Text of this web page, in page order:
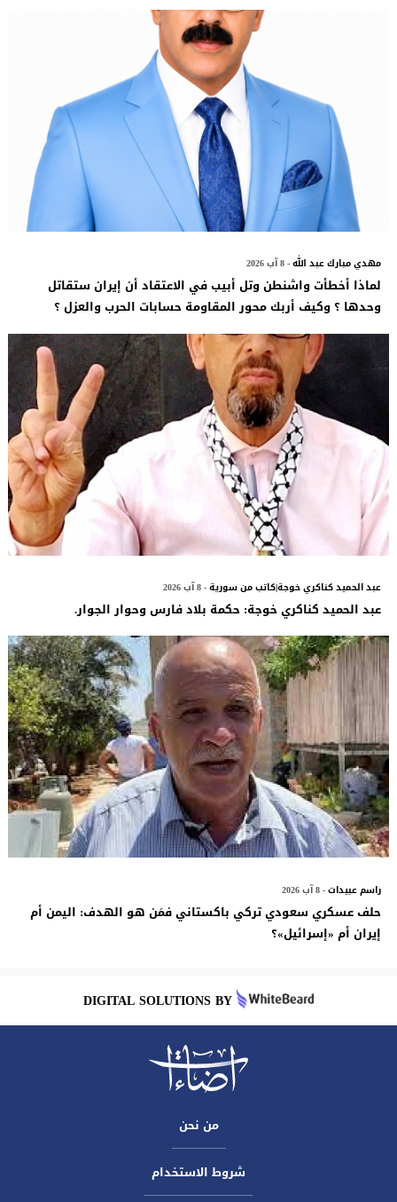
مهدي مبارك عبد الله- 8 آب 2026
لماذا أخطأت واشنطن وتل أبيب في الاعتقاد أن إيران ستقاتل
وحدها ؟ وكيف أربك محور المقاومة حسابات الحرب والعزل ؟
عبد الحميد كناكري خوجة|كاتب من سورية- 8 آب 2026
عبد الحميد كناكري خوجة: حكمة بلاد فارس وحوار الجوار.
راسم عبيدات- 8 آب 2026
حلف عسكري سعودي تركي باكستاني فمَن هو الهدف: اليمن أم
إيران أم «إسرائيل»؟
DIGITAL SOLUTIONS BY
من نحن
شروط الاستخدام